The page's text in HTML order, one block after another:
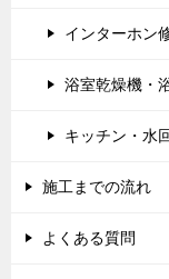
インターホン
浴室乾燥機・
キッチン・水
施工までの流れ
よくある質問